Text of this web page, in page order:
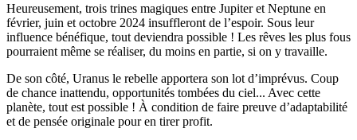
Heureusement, trois trines magiques entre Jupiter et Neptune en
février, juin et octobre 2024 insuffleront de l’espoir. Sous leur
influence bénéfique, tout deviendra possible ! Les rêves les plus fous
pourraient même se réaliser, du moins en partie, si on y travaille.
De son côté, Uranus le rebelle apportera son lot d’imprévus. Coup
de chance inattendu, opportunités tombées du ciel... Avec cette
planète, tout est possible ! À condition de faire preuve d’adaptabilité
et de pensée originale pour en tirer profit.